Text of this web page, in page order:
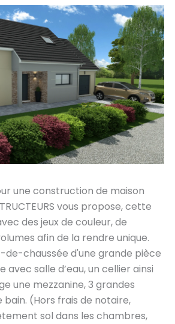
une construction de maison
vous propose, cette
des jeux de couleur, de
afin de la rendre unique.
de-chaussée d'une grande pièce
avec salle d’eau, un cellier ainsi
une mezzanine, 3 grandes
(Hors frais de notaire,
sol dans les chambres,